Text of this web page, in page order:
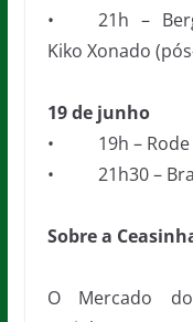
• 21h –
Kiko Xonado
19 de junho
• 19h – Rode
• 21h30 –
Sobre a
O Mercado